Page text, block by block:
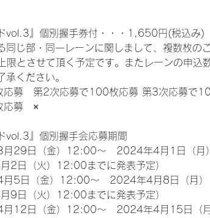
vol.3』個別握手券付・・・1,650円(税込み)
じ部・同一レーンに関しまして、複数枚の
限とさせて頂く予定です。またレーンの申込
承ください。
募　第2次応募で100枚応募 第3次応募で
募　×
vol.3』個別握手会応募期間
月29日（金）12:00～　2024年4月1日（
2日（火）12:00までに発表予定）
月5日（金）12:00～　2024年4月8日（月
9日（火）12:00までに発表予定）
月12日（金）12:00～　2024年4月15日（